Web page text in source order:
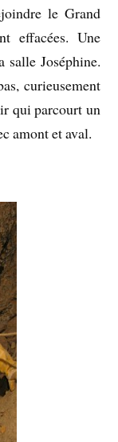
le Grand
effacées. Une
Joséphine.
curieusement
qui parcourt un
amont et aval.